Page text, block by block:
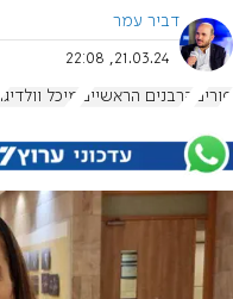
דביר עמר
21.03.24, 22:08
פורים הרבנים הראשיים מיכל וולדיגר